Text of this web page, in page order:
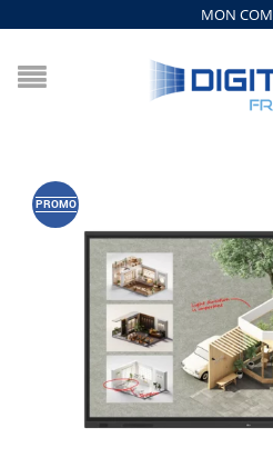
MON
PROMO